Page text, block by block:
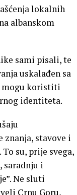
lokalnih
albanskom
sami pisali, te
uskalađen sa
mogu koristiti
identiteta.
znanja, stavove i
su, prije svega,
saradnju i
Ne sluti
Crnu Goru,